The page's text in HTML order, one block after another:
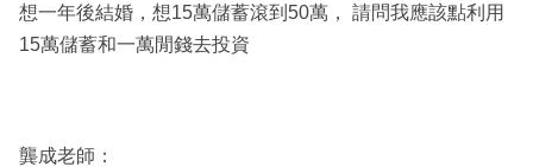
想一年後結婚，想15萬儲蓄滾到50萬， 請問我應該點利用
15萬儲蓄和一萬閒錢去投資
龔成老師：